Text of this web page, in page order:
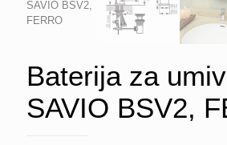
Baterija za
SAVIO BSV2,